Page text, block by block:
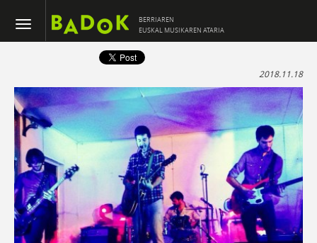
BERRIAREN
EUSKAL MUSIKAREN ATARIA
2018.11.18